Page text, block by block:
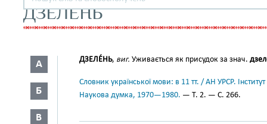
ДЗЕЛЕНЬ
А
Б
В
ДЗЕЛЕ́НЬ, виг. Уживається як присудок за знач.
Словник української мови: в 11 тт. / АН УРСР.
Наукова думка, 1970—1980. — Т. 2. — С. 266.